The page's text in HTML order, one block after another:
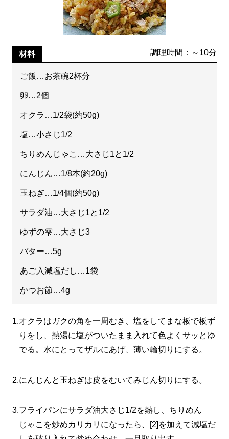
材料 調理時間：～10分
ご飯…お茶碗2杯分
卵…2個
オクラ…1/2袋(約50g)
塩…小さじ1/2
ちりめんじゃこ…大さじ1と1/2
にんじん…1/8本(約20g)
玉ねぎ…1/4個(約50g)
サラダ油…大さじ1と1/2
ゆずの雫…大さじ3
バター…5g
あご入減塩だし…1袋
かつお節…4g
1.オクラはガクの角を一周むき、塩をしてまな板で板ず
りをし、熱湯に塩がついたまま入れて色よくサッとゆ
でる。水にとってザルにあげ、薄い輪切りにする。
2.にんじんと玉ねぎは皮をむいてみじん切りにする。
3.フライパンにサラダ油大さじ1/2を熱し、ちりめん
じゃこを炒めカリカリになったら、[2]を加えて減塩だ